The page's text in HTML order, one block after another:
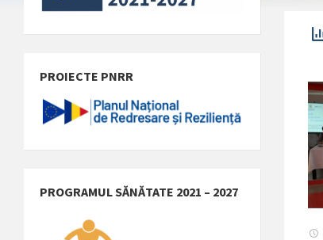
PROIECTE PNRR
PROGRAMUL SĂNĂTATE 2021 – 2027